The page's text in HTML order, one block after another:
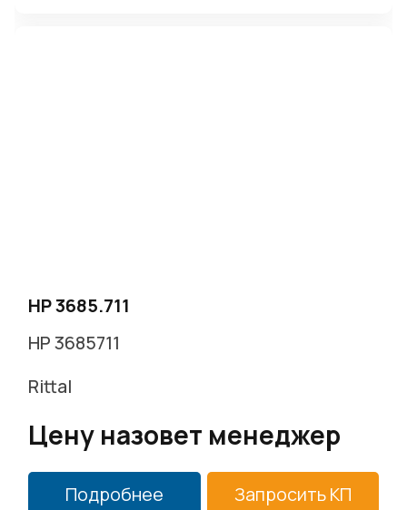
HP 3685.711
HP 3685711
Rittal
Цену назовет менеджер
Подробнее Запросить КП